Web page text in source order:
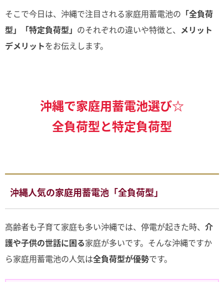
そこで今日は、沖縄で注目される家庭用蓄電池の 「全負荷
型」「特定負荷型」 のそれぞれの違いや特徴と、 メリット
デメリットをお伝えします。
沖縄で家庭用蓄電池選び☆
全負荷型と特定負荷型
沖縄人気の家庭用蓄電池「全負荷型」
高齢者も子育て家庭も多い沖縄では、停電が起きた時、 介
護や子供の世話に困る家庭が多いです。そんな沖縄ですか
ら家庭用蓄電池の人気は全負荷型が優勢です。